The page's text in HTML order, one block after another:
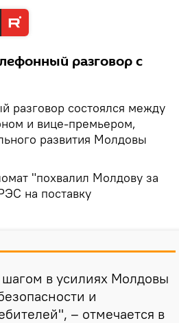
разговор с
разговор состоялся между
и вице-премьером,
развития Молдовы
"похвалил Молдову за
на поставку
шагом в усилиях Молдовы
и
– отмечается в